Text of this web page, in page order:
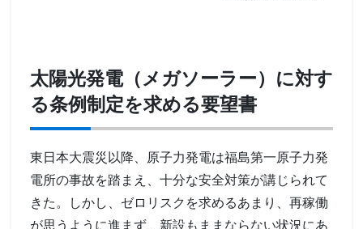
太陽光発電（メガソーラー）に対す
る条例制定を求める要望書
東日本大震災以降、原子力発電は福島第一原子力発
電所の事故を踏まえ、十分な安全対策が講じられて
きた。しかし、ゼロリスクを求めるあまり、再稼働
が思うように進まず、新設もままならない状況にあ